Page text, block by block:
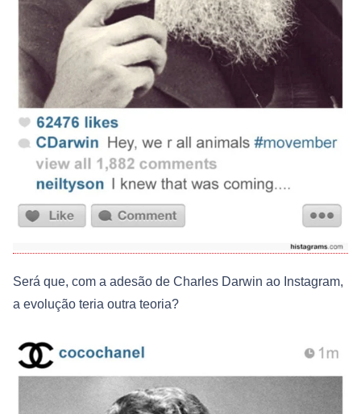
Será que, com a adesão de Charles Darwin ao Instagram,
a evolução teria outra teoria?